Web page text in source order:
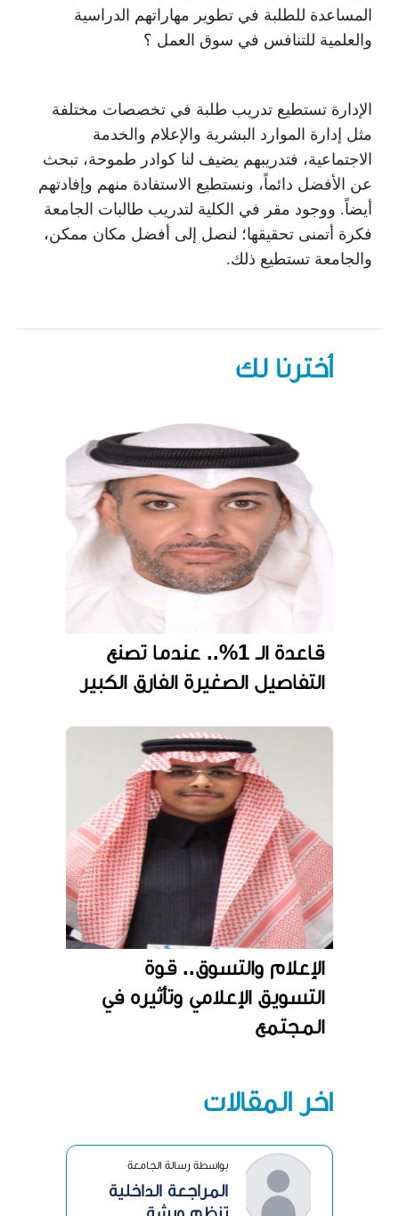
أخترنا لك
قاعدة الـ 1%.. عندما تصنع
التفاصيل الصغيرة الفارق الكبير
الإعلام والتسوق.. قوة
التسويق الإعلامي وتأثيره في
المجتمع
آخر المقالات
بواسطة رسالة الجامعة
المراجعة الداخلية
المساعدة للطلبة في تطوير مهاراتهم الدراسية
والعلمية للتنافس في سوق العمل ؟
الإدارة تستطيع تدريب طلبة في تخصصات مختلفة
مثل إدارة الموارد البشرية والإعلام والخدمة
الاجتماعية، فتدريبهم يضيف لنا كوادر طموحة، تبحث
عن الأفضل دائماً، ونستطيع الاستفادة منهم وإفادتهم
أيضاً. ووجود مقر في الكلية لتدريب طالبات الجامعة
فكرة أتمنى تحقيقها؛ لنصل إلى أفضل مكان ممكن،
والجامعة تستطيع ذلك.